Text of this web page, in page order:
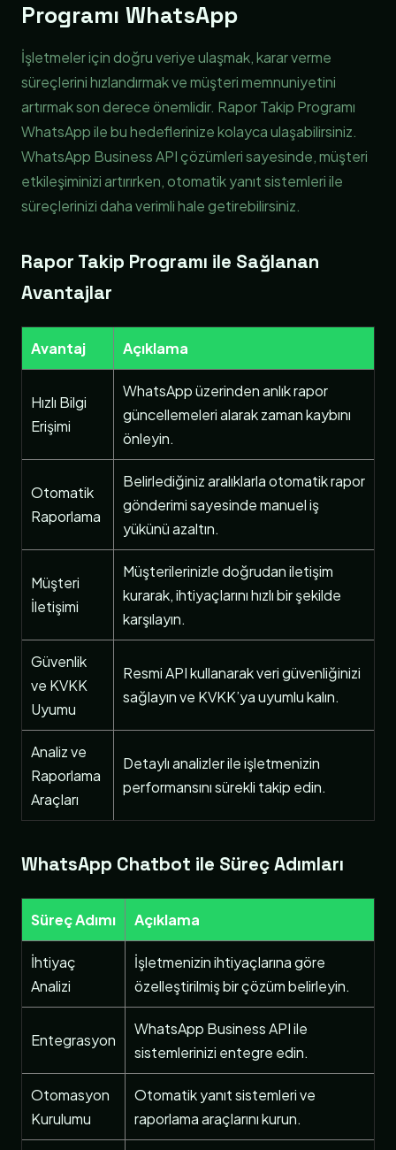
Programı WhatsApp
İşletmeler için doğru veriye ulaşmak, karar verme
süreçlerini hızlandırmak ve müşteri memnuniyetini
artırmak son derece önemlidir. Rapor Takip Programı
WhatsApp ile bu hedeflerinize kolayca ulaşabilirsiniz.
WhatsApp Business API çözümleri sayesinde, müşteri
etkileşiminizi artırırken, otomatik yanıt sistemleri ile
süreçlerinizi daha verimli hale getirebilirsiniz.
Rapor Takip Programı ile Sağlanan
Avantajlar
Avantaj Açıklama
Hızlı Bilgi
Erişimi
WhatsApp üzerinden anlık rapor
güncellemeleri alarak zaman kaybını
önleyin.
Otomatik
Raporlama
Belirlediğiniz aralıklarla otomatik rapor
gönderimi sayesinde manuel iş
yükünü azaltın.
Müşteri
İletişimi
Müşterilerinizle doğrudan iletişim
kurarak, ihtiyaçlarını hızlı bir şekilde
karşılayın.
Güvenlik
ve KVKK
Uyumu
Resmi API kullanarak veri güvenliğinizi
sağlayın ve KVKK’ya uyumlu kalın.
Analiz ve
Raporlama
Araçları
Detaylı analizler ile işletmenizin
performansını sürekli takip edin.
WhatsApp Chatbot ile Süreç Adımları
Süreç Adımı Açıklama
İhtiyaç
Analizi
İşletmenizin ihtiyaçlarına göre
özelleştirilmiş bir çözüm belirleyin.
Entegrasyon
WhatsApp Business API ile
sistemlerinizi entegre edin.
Otomasyon
Kurulumu
Otomatik yanıt sistemleri ve
raporlama araçlarını kurun.